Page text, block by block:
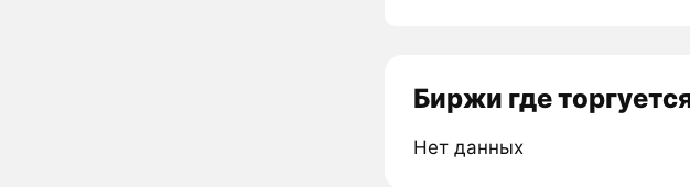
Биржи где
Нет данных